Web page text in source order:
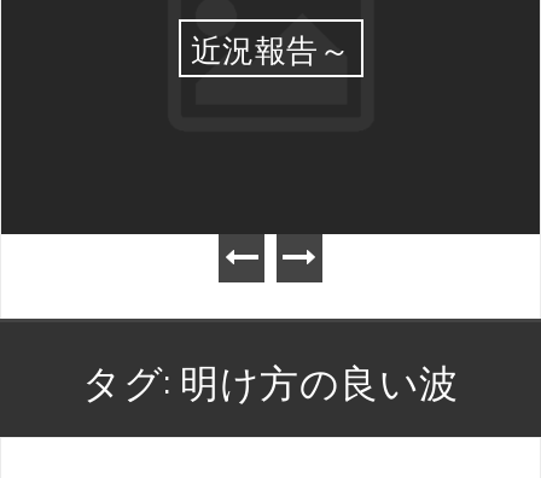
近況報告～
タグ: 明け方の良い波